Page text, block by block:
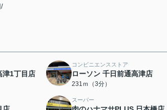
/
津1丁目店
コンビニエンスストア
ローソン 千日前通高津店
231ｍ（3分）
スーパー